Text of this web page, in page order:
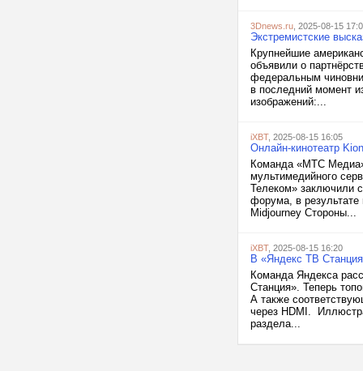
3Dnews.ru , 2025-08-15
Экстремистские
Крупнейшие
объявили о
федеральным
в последний момент
изображений:...
iXBT, 2025-08-15 16:05
Онлайн-кинотеатр
Команда «МТС
мультимедийного
Телеком» заключили
форума, в результате
Midjourney Стороны...
iXBT, 2025-08-15 16:20
В «Яндекс ТВ
Команда Яндекса
Станция». Теперь
А также
через HDMI.
раздела...